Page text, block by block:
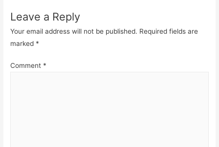
Leave a Reply
Your email address will not be published. Required fields are
marked *
Comment *